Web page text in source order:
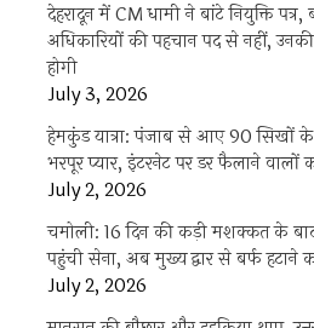
देहरादून में CM धामी ने बांटे नियुक्ति
अधिकारियों की पहचान पद से नहीं,
होगी
July 3, 2026
हेमकुंड यात्रा: पंजाब से आए 90 सिखों
भरपूर प्यार, इंटरनेट पर डर फैलाने वालों
July 2, 2026
चमोली: 16 दिन की कड़ी मशक्कत के
पहुंची सेना, अब मुख्य द्वार से बर्फ
July 2, 2026